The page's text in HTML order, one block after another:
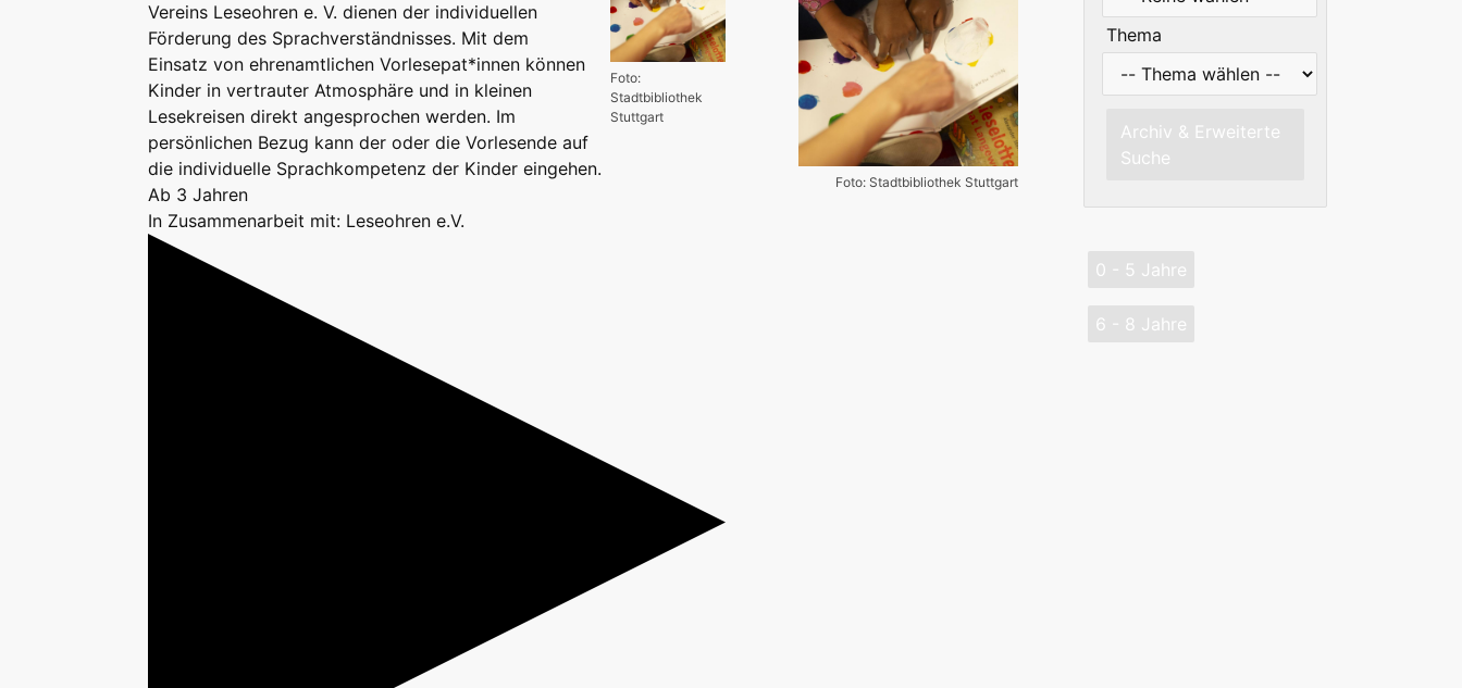
Thema
Archiv & Erweiterte
Suche
0 - 5 Jahre
6 - 8 Jahre
Foto:
Stadtbibliothek
Stuttgart
Vereins Leseohren e. V. dienen der individuellen
Förderung des Sprachverständnisses. Mit dem
Einsatz von ehrenamtlichen Vorlesepat*innen können
Kinder in vertrauter Atmosphäre und in kleinen
Lesekreisen direkt angesprochen werden. Im
persönlichen Bezug kann der oder die Vorlesende auf
die individuelle Sprachkompetenz der Kinder eingehen.
Ab 3 Jahren
In Zusammenarbeit mit: Leseohren e.V.
Foto: Stadtbibliothek Stuttgart